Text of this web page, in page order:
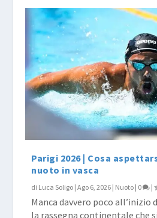
Parigi 2026 | Cosa
nuoto in vasca
di Luca Soligo |Ago 6, 2026 | Nuoto | 0 |
Manca davvero poco all’inizio
la rassegna continentale che